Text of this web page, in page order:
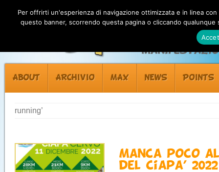
ABOUT ARCHIVIO MAX NEWS POINTS
running’
Manca poco
del Ciapa’ 2022
Per offrirti un'esperienza di navigazione ottimizzata e in linea
questo banner, scorrendo questa pagina o cliccando